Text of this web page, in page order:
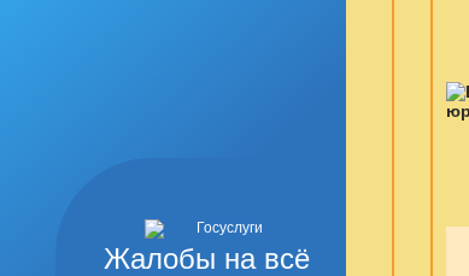
Жалобы на всё